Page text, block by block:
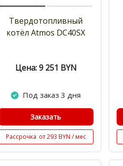
Твердотопливный
котёл Atmos DC40SX
Цена: 9 251 BYN
Под заказ 3 дня
Заказать
Рассрочка от 293 BYN / мес